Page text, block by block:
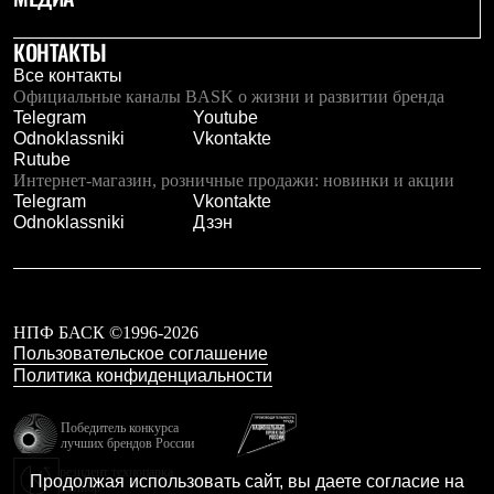
Футболки
Толстовки
Брюки
Термобелье
Теплое термобелье
Среднее термобелье
Легкое термобелье
Флисовая одежда
Куртки
Брюки
Утепленная пухом
Брюки
Утепленная синтетикой
Комбинезоны
Брюки
Лёгкая одежда
Футболки
Толстовки
КОНТАКТЫ
Все контакты
Официальные каналы BASK о жизни и развитии бренда
Telegram
Youtube
Odnoklassniki
Vkontakte
Rutube
Интернет-магазин, розничные продажи: новинки и акции
Telegram
Vkontakte
Odnoklassniki
Дзэн
НПФ БАСК ©1996-2026
Пользовательское соглашение
Политика конфиденциальности
Победитель конкурса
лучших брендов России
Калибр
Продолжая использовать сайт, вы даете согласие на